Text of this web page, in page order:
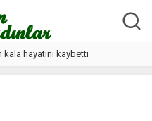
hayatını kaybetti